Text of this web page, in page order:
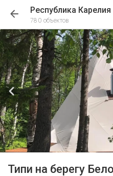
Республика Карелия
780 объектов
Типи на берегу